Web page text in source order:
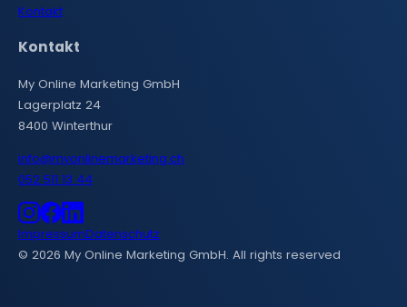
Kontakt
Kontakt
My Online Marketing GmbH
Lagerplatz 24
8400 Winterthur
info@myonlinemarketing.ch
052 511 13 44
Instagram
Facebook
LinkedIn
ImpressumDatenschutz
© 2026 My Online Marketing GmbH. All rights reserved